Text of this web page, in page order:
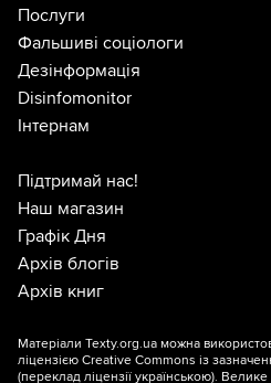
Послуги
Фальшиві соціологи
Дезінформація
Disinfomonitor
Інтернам
Підтримай нас!
Наш магазин
Графік Дня
Архів блогів
Архів книг
Матеріали Texty.org.ua можна
ліцензією Creative Commons із
(переклад ліцензії українською). Велике